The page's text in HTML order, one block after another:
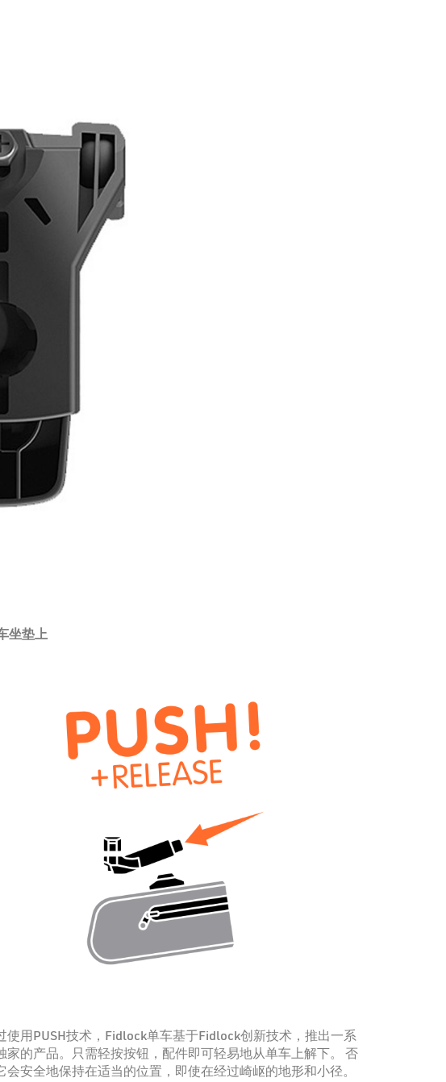
坐垫上
使用PUSH技术，Fidlock单车基于Fidlock创新技术，推出一系
家的产品。只需轻按按钮，配件即可轻易地从单车上解下。 否
会安全地保持在适当的位置，即使在经过崎岖的地形和小径。